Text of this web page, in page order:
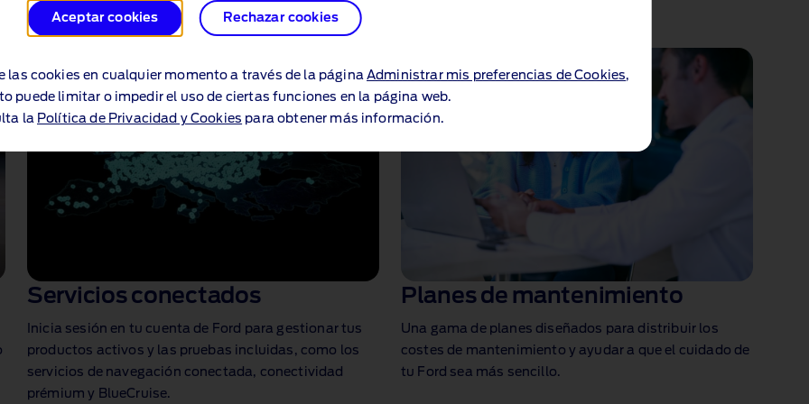
Aceptar cookies Rechazar cookies
las cookies en cualquier momento a través de la página Administrar mis preferencias de Cookies,
puede limitar o impedir el uso de ciertas funciones en la página web.
la Política de Privacidad y Cookies para obtener más información.
Servicios conectados
Inicia sesión en tu cuenta de Ford para gestionar tus
productos activos y las pruebas incluidas, como los
servicios de navegación conectada, conectividad
prémium y BlueCruise.
Planes de mantenimiento
Una gama de planes diseñados para distribuir los
costes de mantenimiento y ayudar a que el cuidado de
tu Ford sea más sencillo.